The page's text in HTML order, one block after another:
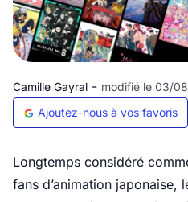
Camille Gayral - modifié le 03/
Ajoutez-nous à vos favoris
Longtemps considéré
fans d’animation japonaise,